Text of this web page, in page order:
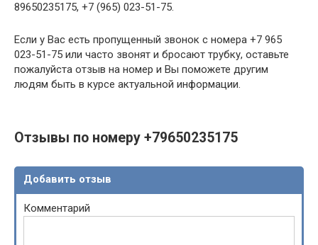
89650235175, +7 (965) 023-51-75.
Если у Вас есть пропущенный звонок с номера +7 965
023-51-75 или часто звонят и бросают трубку, оставьте
пожалуйста отзыв на номер и Вы поможете другим
людям быть в курсе актуальной информации.
Отзывы по номеру +79650235175
Добавить отзыв
Комментарий